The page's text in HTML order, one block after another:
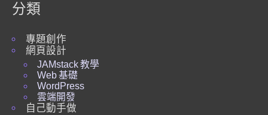
分類
專題創作
網頁設計
JAMstack 教學
Web 基礎
WordPress
雲端開發
自己動手做